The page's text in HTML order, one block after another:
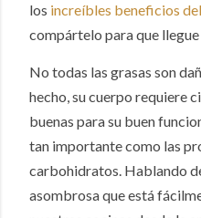
los increíbles beneficios
compártelo para que llegue
No todas las grasas son
hecho, su cuerpo requiere
buenas para su buen
tan importante como las
carbohidratos. Hablando
asombrosa que está